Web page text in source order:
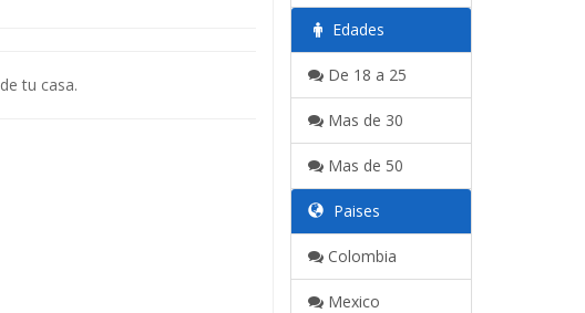
tu casa.
Edades
De 18 a 25
Mas de 30
Mas de 50
Paises
Colombia
Mexico